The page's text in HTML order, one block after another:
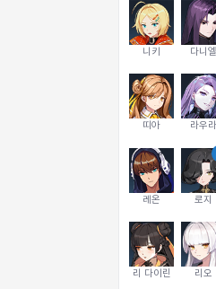
니키 다니엘
띠아 라우라
레온 로지
리 다이린 리오